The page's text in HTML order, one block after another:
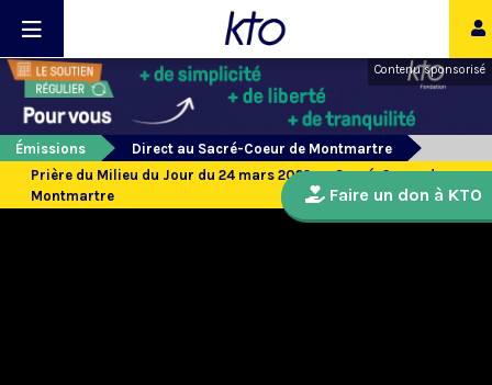
Contenu sponsorisé
Émissions
Direct au Sacré-Coeur de Montmartre
Prière du Milieu du Jour du 24 mars 2022 au Sacré-Coeur de
Montmartre
Faire un don à KTO